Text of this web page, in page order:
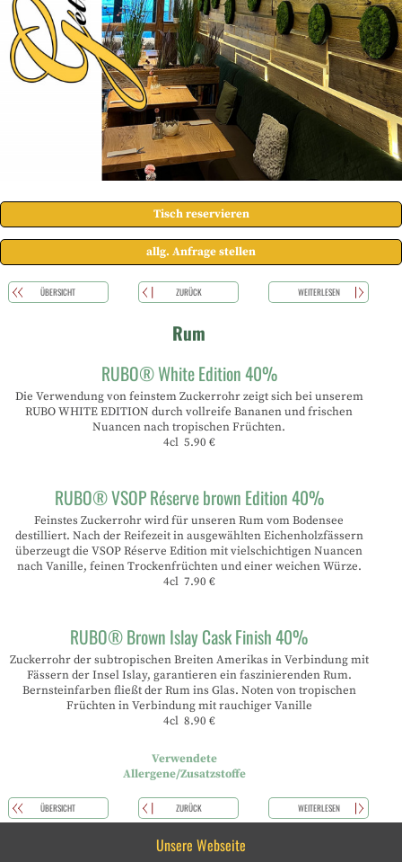
Tisch reservieren
allg. Anfrage stellen
ÜBERSICHT ZURÜCK WEITERLESEN
Rum
RUBO® White Edition 40%
Die Verwendung von feinstem Zuckerrohr zeigt sich bei unserem
RUBO WHITE EDITION durch vollreife Bananen und frischen
Nuancen nach tropischen Früchten.
4cl 5.90 €
RUBO® VSOP Réserve brown Edition 40%
Feinstes Zuckerrohr wird für unseren Rum vom Bodensee
destilliert. Nach der Reifezeit in ausgewählten Eichenholzfässern
überzeugt die VSOP Réserve Edition mit vielschichtigen Nuancen
nach Vanille, feinen Trockenfrüchten und einer weichen Würze.
4cl 7.90 €
RUBO® Brown Islay Cask Finish 40%
Zuckerrohr der subtropischen Breiten Amerikas in Verbindung mit
Fässern der Insel Islay, garantieren ein faszinierenden Rum.
Bernsteinfarben fließt der Rum ins Glas. Noten von tropischen
Früchten in Verbindung mit rauchiger Vanille
4cl 8.90 €
Verwendete
Allergene/Zusatzstoffe
ÜBERSICHT ZURÜCK WEITERLESEN
Unsere Webseite